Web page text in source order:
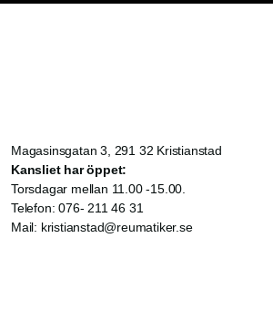
Magasinsgatan 3, 291 32 Kristianstad
Kansliet har öppet:
Torsdagar mellan 11.00 -15.00.
Telefon: 076- 211 46 31
Mail: kristianstad@reumatiker.se